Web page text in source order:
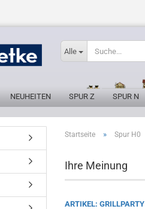
Alle
NEUHEITEN SPUR Z SPUR N
Startseite » Spur H0
Ihre Meinung
ARTIKEL: GRILLPARTY